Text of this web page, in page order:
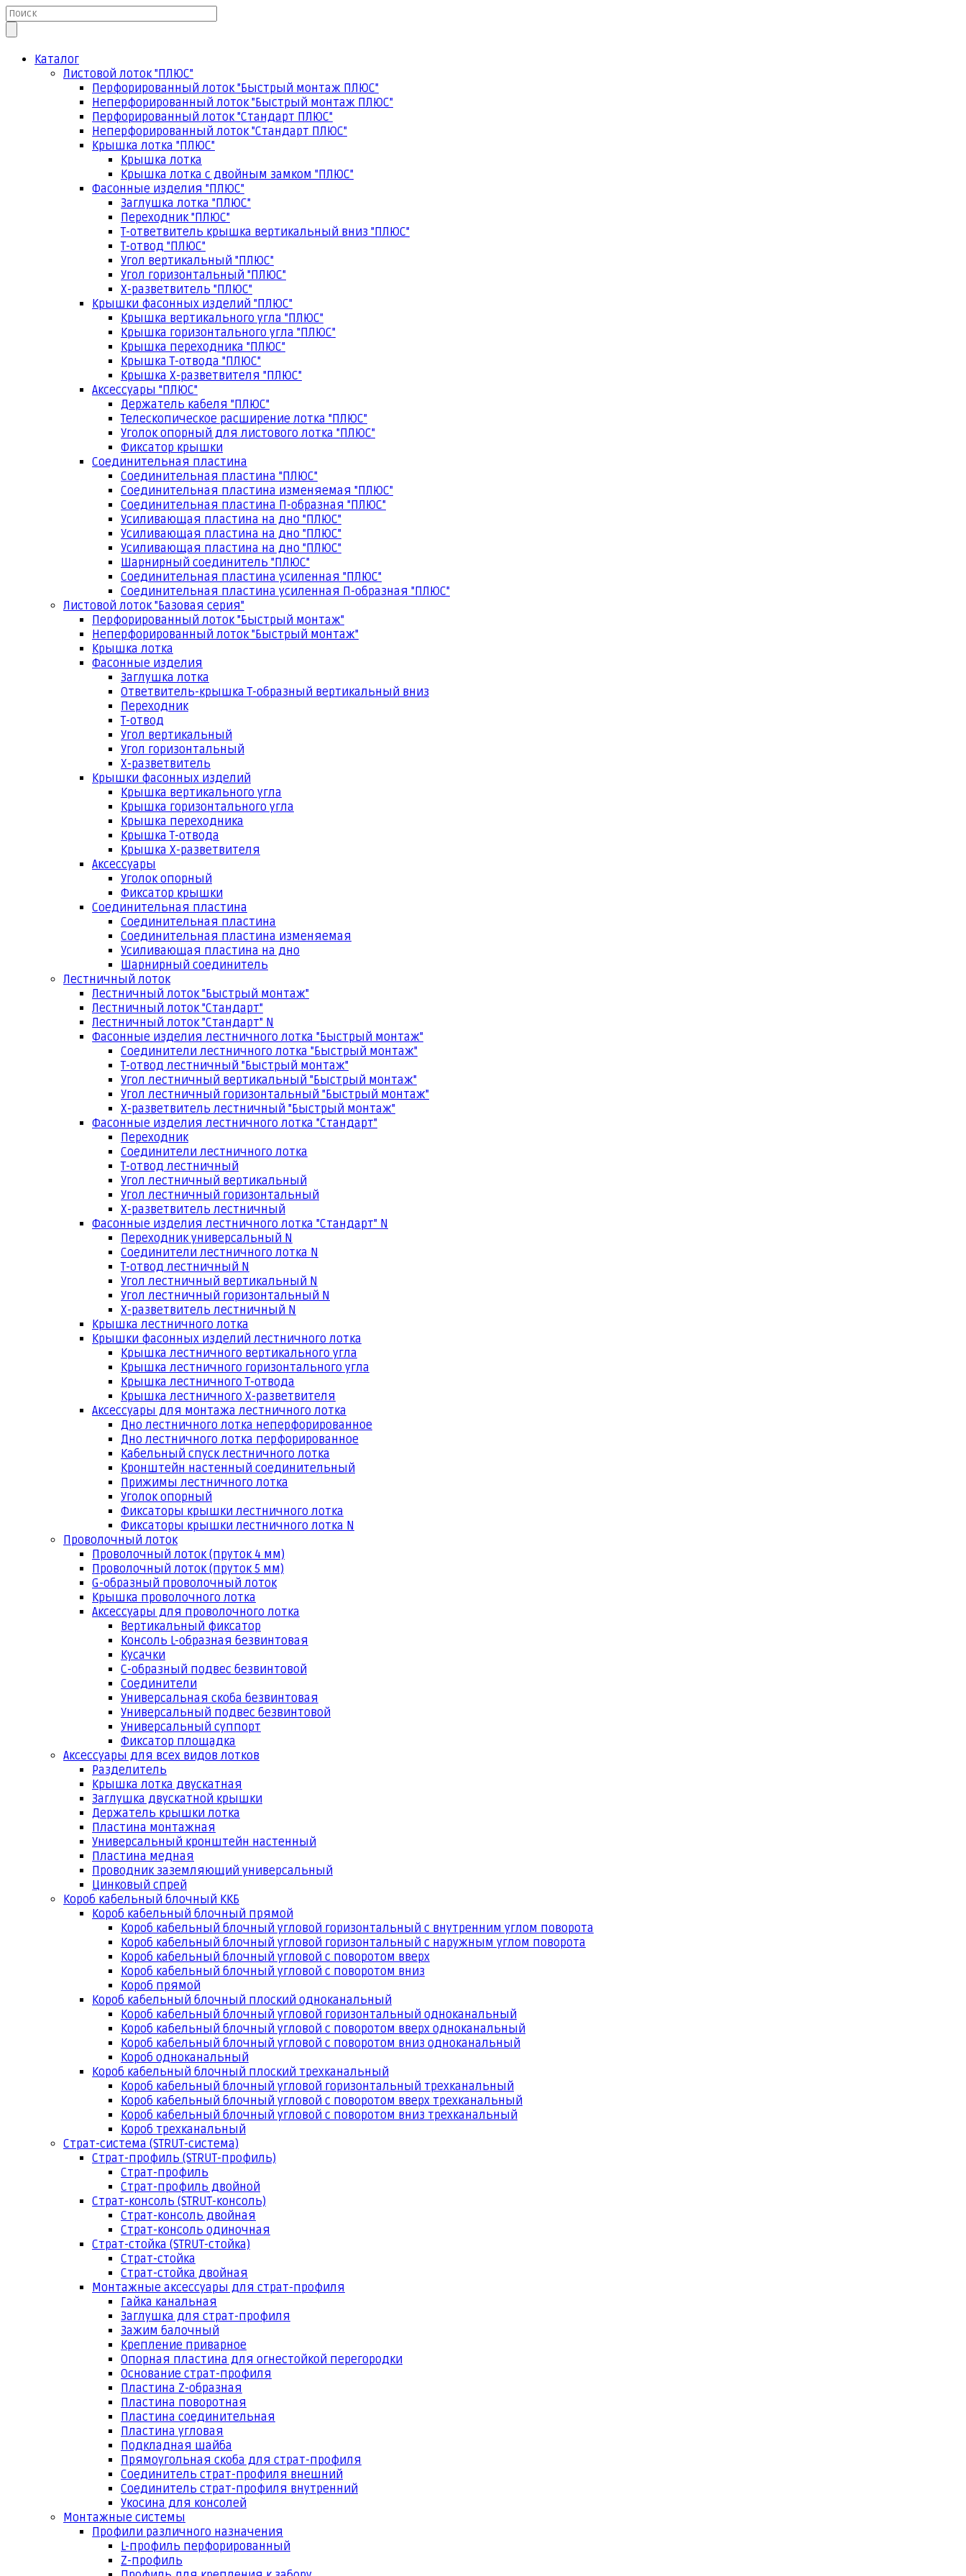
Каталог
Листовой лоток "ПЛЮС"
Перфорированный лоток "Быстрый монтаж ПЛЮС"
Неперфорированный лоток "Быстрый монтаж ПЛЮС"
Перфорированный лоток "Стандарт ПЛЮС"
Неперфорированный лоток "Стандарт ПЛЮС"
Крышка лотка "ПЛЮС"
Крышка лотка
Крышка лотка с двойным замком "ПЛЮС"
Фасонные изделия "ПЛЮС"
Заглушка лотка "ПЛЮС"
Переходник "ПЛЮС"
Т-ответвитель крышка вертикальный вниз "ПЛЮС"
Т-отвод "ПЛЮС"
Угол вертикальный "ПЛЮС"
Угол горизонтальный "ПЛЮС"
Х-разветвитель "ПЛЮС"
Крышки фасонных изделий "ПЛЮС"
Крышка вертикального угла "ПЛЮС"
Крышка горизонтального угла "ПЛЮС"
Крышка переходника "ПЛЮС"
Крышка Т-отвода "ПЛЮС"
Крышка Х-разветвителя "ПЛЮС"
Аксессуары "ПЛЮС"
Держатель кабеля "ПЛЮС"
Телескопическое расширение лотка "ПЛЮС"
Уголок опорный для листового лотка "ПЛЮС"
Фиксатор крышки
Соединительная пластина
Соединительная пластина "ПЛЮС"
Соединительная пластина изменяемая "ПЛЮС"
Соединительная пластина П-образная "ПЛЮС"
Усиливающая пластина на дно "ПЛЮС"
Усиливающая пластина на дно "ПЛЮС"
Усиливающая пластина на дно "ПЛЮС"
Шарнирный соединитель "ПЛЮС"
Соединительная пластина усиленная "ПЛЮС"
Соединительная пластина усиленная П-образная "ПЛЮС"
Листовой лоток "Базовая серия"
Перфорированный лоток "Быстрый монтаж"
Неперфорированный лоток "Быстрый монтаж"
Крышка лотка
Фасонные изделия
Заглушка лотка
Ответвитель-крышка Т-образный вертикальный вниз
Переходник
Т-отвод
Угол вертикальный
Угол горизонтальный
Х-разветвитель
Крышки фасонных изделий
Крышка вертикального угла
Крышка горизонтального угла
Крышка переходника
Крышка Т-отвода
Крышка Х-разветвителя
Аксессуары
Уголок опорный
Фиксатор крышки
Соединительная пластина
Соединительная пластина
Соединительная пластина изменяемая
Усиливающая пластина на дно
Шарнирный соединитель
Лестничный лоток
Лестничный лоток "Быстрый монтаж"
Лестничный лоток "Стандарт"
Лестничный лоток "Стандарт" N
Фасонные изделия лестничного лотка "Быстрый монтаж"
Соединители лестничного лотка "Быстрый монтаж"
Т-отвод лестничный "Быстрый монтаж"
Угол лестничный вертикальный "Быстрый монтаж"
Угол лестничный горизонтальный "Быстрый монтаж"
Х-разветвитель лестничный "Быстрый монтаж"
Фасонные изделия лестничного лотка "Стандарт"
Переходник
Соединители лестничного лотка
Т-отвод лестничный
Угол лестничный вертикальный
Угол лестничный горизонтальный
Х-разветвитель лестничный
Фасонные изделия лестничного лотка "Стандарт" N
Переходник универсальный N
Соединители лестничного лотка N
Т-отвод лестничный N
Угол лестничный вертикальный N
Угол лестничный горизонтальный N
Х-разветвитель лестничный N
Крышка лестничного лотка
Крышки фасонных изделий лестничного лотка
Крышка лестничного вертикального угла
Крышка лестничного горизонтального угла
Крышка лестничного Т-отвода
Крышка лестничного Х-разветвителя
Аксессуары для монтажа лестничного лотка
Дно лестничного лотка неперфорированное
Дно лестничного лотка перфорированное
Кабельный спуск лестничного лотка
Кронштейн настенный соединительный
Прижимы лестничного лотка
Уголок опорный
Фиксаторы крышки лестничного лотка
Фиксаторы крышки лестничного лотка N
Проволочный лоток
Проволочный лоток (пруток 4 мм)
Проволочный лоток (пруток 5 мм)
G-образный проволочный лоток
Крышка проволочного лотка
Аксессуары для проволочного лотка
Вертикальный фиксатор
Консоль L-образная безвинтовая
Кусачки
С-образный подвес безвинтовой
Соединители
Универсальная скоба безвинтовая
Универсальный подвес безвинтовой
Универсальный суппорт
Фиксатор площадка
Аксессуары для всех видов лотков
Разделитель
Крышка лотка двускатная
Заглушка двускатной крышки
Держатель крышки лотка
Пластина монтажная
Универсальный кронштейн настенный
Пластина медная
Проводник заземляющий универсальный
Цинковый спрей
Короб кабельный блочный ККБ
Короб кабельный блочный прямой
Короб кабельный блочный угловой горизонтальный с внутренним углом поворота
Короб кабельный блочный угловой горизонтальный с наружным углом поворота
Короб кабельный блочный угловой с поворотом вверх
Короб кабельный блочный угловой с поворотом вниз
Короб прямой
Короб кабельный блочный плоский одноканальный
Короб кабельный блочный угловой горизонтальный одноканальный
Короб кабельный блочный угловой с поворотом вверх одноканальный
Короб кабельный блочный угловой с поворотом вниз одноканальный
Короб одноканальный
Короб кабельный блочный плоский трехканальный
Короб кабельный блочный угловой горизонтальный трехканальный
Короб кабельный блочный угловой с поворотом вверх трехканальный
Короб кабельный блочный угловой с поворотом вниз трехканальный
Короб трехканальный
Страт-система (STRUT-система)
Страт-профиль (STRUT-профиль)
Страт-профиль
Страт-профиль двойной
Страт-консоль (STRUT-консоль)
Страт-консоль двойная
Страт-консоль одиночная
Страт-стойка (STRUT-стойка)
Страт-стойка
Страт-стойка двойная
Монтажные аксессуары для страт-профиля
Гайка канальная
Заглушка для страт-профиля
Зажим балочный
Крепление приварное
Опорная пластина для огнестойкой перегородки
Основание страт-профиля
Пластина Z-образная
Пластина поворотная
Пластина соединительная
Пластина угловая
Подкладная шайба
Прямоугольная скоба для страт-профиля
Соединитель страт-профиля внешний
Соединитель страт-профиля внутренний
Укосина для консолей
Монтажные системы
Профили различного назначения
L-профиль перфорированный
Z-профиль